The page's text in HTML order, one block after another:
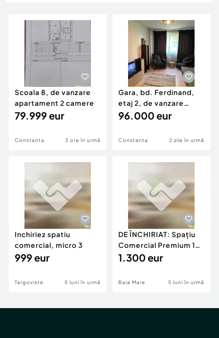
Animale de companie
Afaceri și echipamente profesionale
Inchiriere Bunuri si Vehicule
Piese auto si accesorii
Dacia Duster
Scoala 8, de vanzare
apartament 2 camere
79.999 eur
Constanta 3 ore în urmă
Gara, bd. Ferdinand,
etaj 2, de vanzare
apartament 2 camere
96.000 eur
Constanta 2 zile în urmă
Inchiriez spatiu
comercial, micro 3
999 eur
Targoviste 5 luni în urmă
DE ÎNCHIRIAT: Spațiu
Comercial Premium 146
mp – Vizibili
1.300 eur
Baia Mare 5 luni în urmă